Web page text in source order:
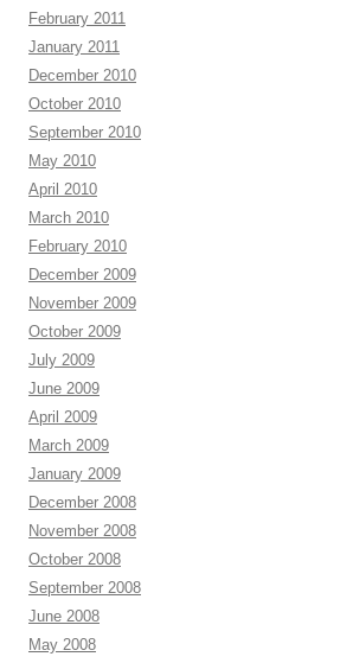
February 2011
January 2011
December 2010
October 2010
September 2010
May 2010
April 2010
March 2010
February 2010
December 2009
November 2009
October 2009
July 2009
June 2009
April 2009
March 2009
January 2009
December 2008
November 2008
October 2008
September 2008
June 2008
May 2008